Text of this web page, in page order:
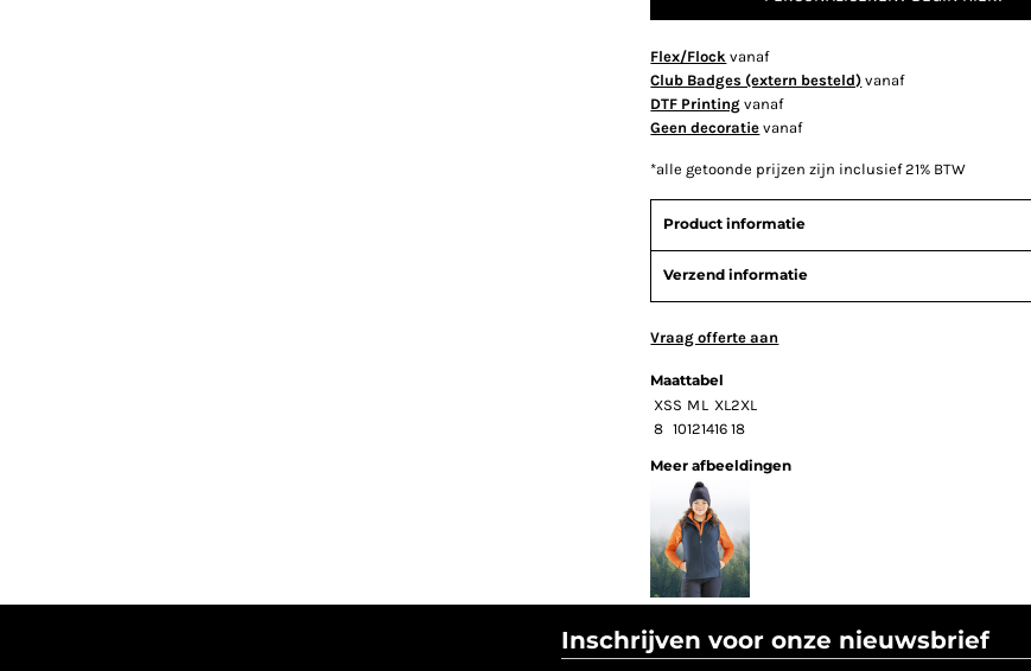
Flex/Flock vanaf
Club Badges (extern besteld) vanaf
DTF Printing vanaf
Geen decoratie vanaf
*alle getoonde prijzen zijn inclusief 21% BTW
Product informatie
Verzend informatie
Vraag offerte aan
Maattabel
XSS M L XL2XL
8 10121416 18
Meer afbeeldingen
Inschrijven voor onze nieuwsbrief